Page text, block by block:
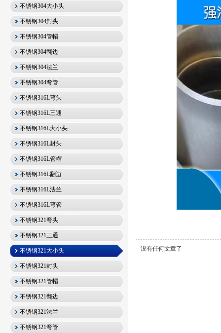
不锈钢304大小头
不锈钢304封头
不锈钢304管帽
不锈钢304翻边
不锈钢304法兰
不锈钢304弯管
不锈钢316L弯头
不锈钢316L三通
不锈钢316L大小头
不锈钢316L封头
不锈钢316L管帽
不锈钢316L翻边
不锈钢316L法兰
不锈钢316L弯管
不锈钢321弯头
不锈钢321三通
不锈钢321大小头
不锈钢321封头
不锈钢321管帽
不锈钢321翻边
不锈钢321法兰
不锈钢321弯管
没有任何文章了